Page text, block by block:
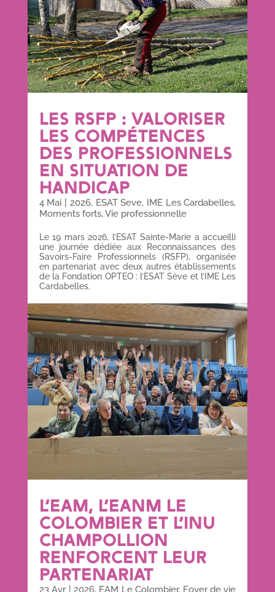
LES RSFP : VALORISER
LES COMPÉTENCES
DES PROFESSIONNELS
EN SITUATION DE
HANDICAP
4 Mai 2026, ESAT Seve, IME Les Cardabelles,
Moments forts,Vie professionnelle
Le 19 mars 2026, l’ESAT Sainte-Marie a accueilli
une journée dédiée aux Reconnaissances des
Savoirs-Faire Professionnels (RSFP), organisée
en partenariat avec deux autres établissements
de la Fondation OPTEO : l’ESAT Sève et l’IME Les
Cardabelles.
L’EAM, L’EANM LE
COLOMBIER ET L’INU
CHAMPOLLION
RENFORCENT LEUR
PARTENARIAT
23 Avr| 2026, EAM Le Colombier, Foyer de vie